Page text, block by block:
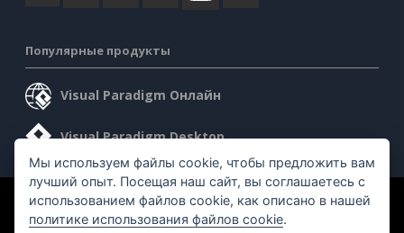
Популярные продукты
Visual Paradigm Онлайн
Visual Paradigm Desktop
©2026 by Visual Paradigm. Все права защищены.
Мы используем файлы cookie, чтобы предложить вам
лучший опыт. Посещая наш сайт, вы соглашаетесь с
использованием файлов cookie, как описано в нашей
политике использования файлов cookie.